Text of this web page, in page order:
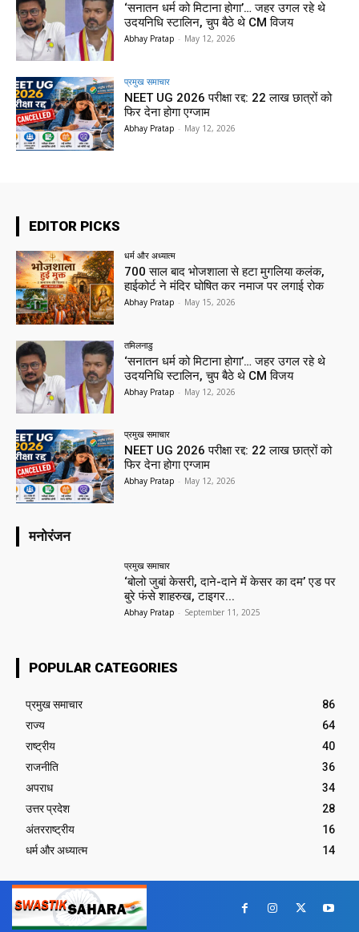
‘सनातन धर्म को मिटाना होगा’… जहर उगल रहे थे
उदयनिधि स्टालिन, चुप बैठे थे CM विजय
Abhay Pratap - May 12, 2026
प्रमुख समाचार‎
NEET UG 2026 परीक्षा रद्द: 22 लाख छात्रों को
फिर देना होगा एग्जाम
Abhay Pratap - May 12, 2026
EDITOR PICKS
धर्म और अध्यात्म
700 साल बाद भोजशाला से हटा मुगलिया कलंक,
हाईकोर्ट ने मंदिर घोषित कर नमाज पर लगाई रोक
Abhay Pratap - May 15, 2026
तमिलनाडु
‘सनातन धर्म को मिटाना होगा’… जहर उगल रहे थे
उदयनिधि स्टालिन, चुप बैठे थे CM विजय
Abhay Pratap - May 12, 2026
प्रमुख समाचार‎
NEET UG 2026 परीक्षा रद्द: 22 लाख छात्रों को
फिर देना होगा एग्जाम
Abhay Pratap - May 12, 2026
मनोरंजन
प्रमुख समाचार‎
‘बोलो जुबां केसरी, दाने-दाने में केसर का दम’ एड पर
बुरे फंसे शाहरुख, टाइगर...
Abhay Pratap - September 11, 2025
POPULAR CATEGORIES
प्रमुख समाचार‎
86
राज्य
64
राष्ट्रीय
40
राजनीति
36
अपराध
34
उत्तर प्रदेश
28
अंतरराष्ट्रीय
16
धर्म और अध्यात्म
14